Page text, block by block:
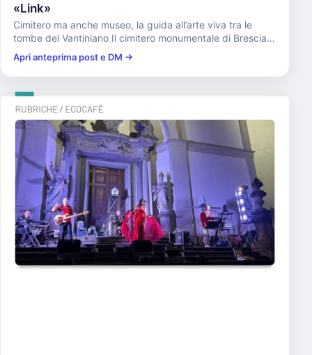
«Link»
Cimitero ma anche museo, la guida all’arte viva tra le
tombe del Vantiniano Il cimitero monumentale di Brescia è
un mus...
Apri anteprima post e DM →